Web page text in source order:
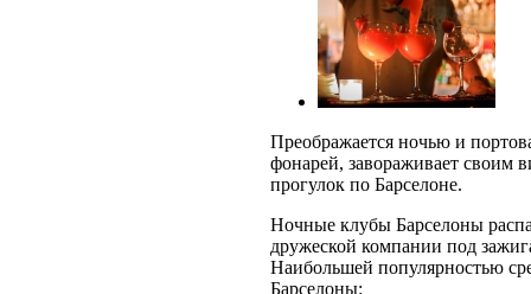
Преображается ночью и
фонарей, завораживает своим
прогулок по Барселоне.
Ночные клубы Барселоны
дружеской компании под
Наибольшей популярностью
Барселоны: